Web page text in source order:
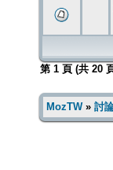
第 1 頁 (共 20
MozTW» 討